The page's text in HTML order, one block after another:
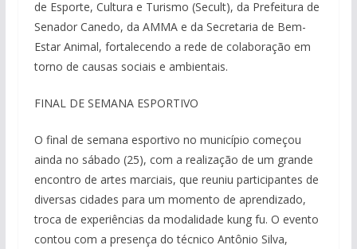
de Esporte, Cultura e Turismo (Secult), da Prefeitura de
Senador Canedo, da AMMA e da Secretaria de Bem-
Estar Animal, fortalecendo a rede de colaboração em
torno de causas sociais e ambientais.
FINAL DE SEMANA ESPORTIVO
O final de semana esportivo no município começou
ainda no sábado (25), com a realização de um grande
encontro de artes marciais, que reuniu participantes de
diversas cidades para um momento de aprendizado,
troca de experiências da modalidade kung fu. O evento
contou com a presença do técnico Antônio Silva,